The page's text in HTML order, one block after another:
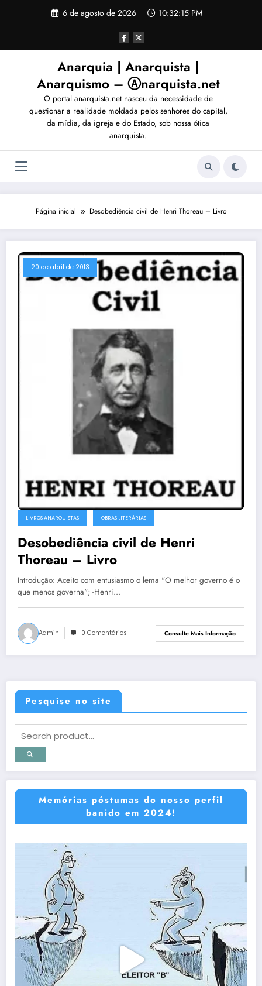
6 de agosto de 2026 10:32:18 PM
Anarquia | Anarquista |
Anarquismo – Ⓐnarquista.net
O portal anarquista.net nasceu da necessidade de
questionar a realidade moldada pelos senhores do capital,
da mídia, da igreja e do Estado, sob nossa ótica
anarquista.
Página inicial Desobediência civil de Henri Thoreau – Livro
20 de abril de 2013
LIVROS ANARQUISTAS OBRAS LITERÁRIAS
Desobediência civil de Henri
Thoreau – Livro
Introdução: Aceito com entusiasmo o lema "O melhor governo é o
que menos governa"; -Henri…
Admin 0 Comentários Consulte Mais Informação
Pesquise no site
Memórias póstumas do nosso perfil
banido em 2024!